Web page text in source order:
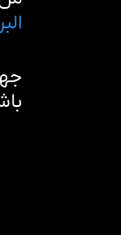
باشید